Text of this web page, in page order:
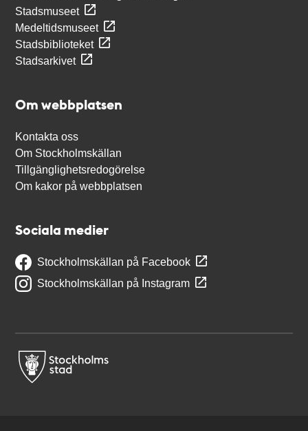
Stadsmuseet
Medeltidsmuseet
Stadsbiblioteket
Stadsarkivet
Om webbplatsen
Kontakta oss
Om Stockholmskällan
Tillgänglighetsredogörelse
Om kakor på webbplatsen
Sociala medier
Stockholmskällan på Facebook
Stockholmskällan på Instagram